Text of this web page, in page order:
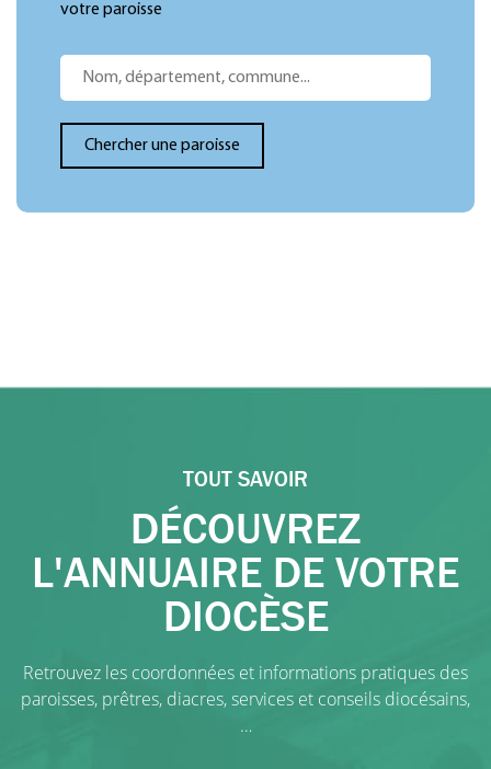
votre paroisse
TOUT SAVOIR
DÉCOUVREZ
L'ANNUAIRE DE VOTRE
DIOCÈSE
Retrouvez les coordonnées et informations pratiques des
paroisses, prêtres, diacres, services et conseils diocésains,
…